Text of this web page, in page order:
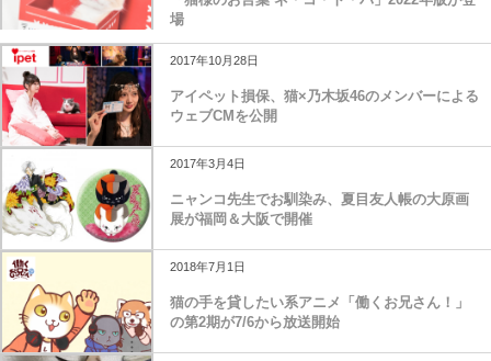
場
2017年10月28日
アイペット損保、猫×乃木坂46のメンバーによる
ウェブCMを公開
2017年3月4日
ニャンコ先生でお馴染み、夏目友人帳の大原画
展が福岡＆大阪で開催
2018年7月1日
猫の手を貸したい系アニメ「働くお兄さん！」
の第2期が7/6から放送開始